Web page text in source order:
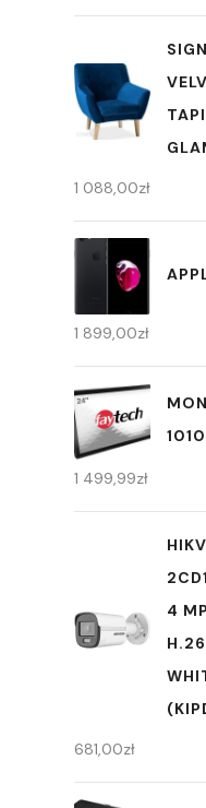
1 088,00zł
1 899,00zł
1 499,99zł
4
681,00zł